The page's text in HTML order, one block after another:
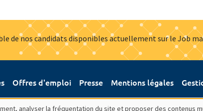
de nos candidats disponibles actuellement sur le Job
Offres d'emploi Presse Mentions légales
analyser la fréquentation du site et proposer des contenus